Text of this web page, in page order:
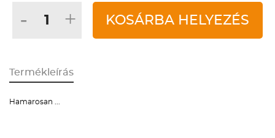
- + KOSÁRBA HELYEZÉS
Termékleírás
Hamarosan ...